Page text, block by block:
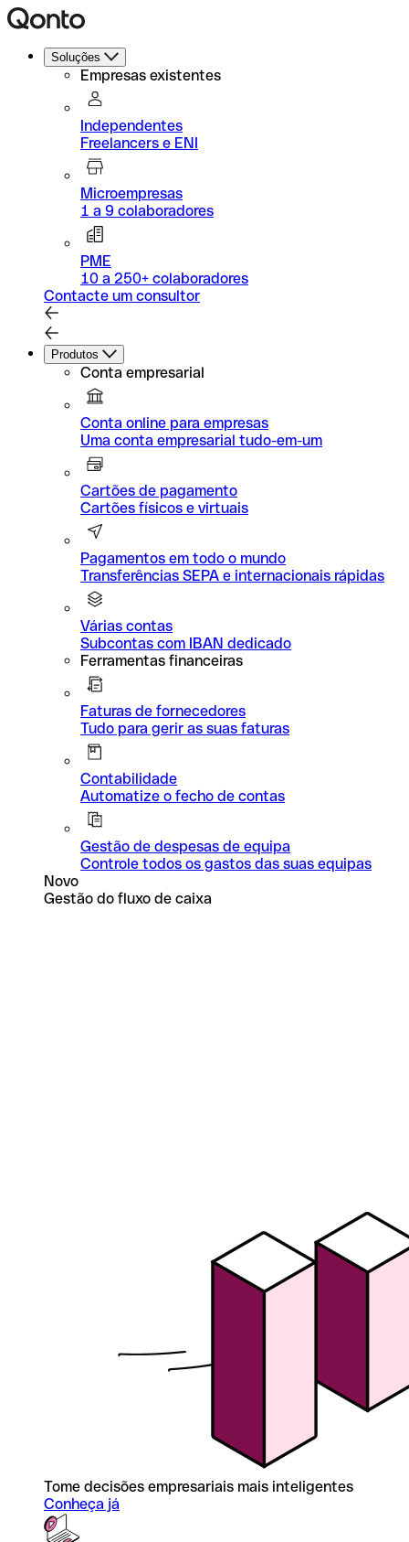
Soluções
Empresas existentes
Independentes
Freelancers e ENI
Microempresas
1 a 9 colaboradores
PME
10 a 250+ colaboradores
Contacte um consultor
Produtos
Conta empresarial
Conta online para empresas
Uma conta empresarial tudo-em-um
Cartões de pagamento
Cartões físicos e virtuais
Pagamentos em todo o mundo
Transferências SEPA e internacionais rápidas
Várias contas
Subcontas com IBAN dedicado
Ferramentas financeiras
Faturas de fornecedores
Tudo para gerir as suas faturas
Contabilidade
Automatize o fecho de contas
Gestão de despesas de equipa
Controle todos os gastos das suas equipas
Novo
Gestão do fluxo de caixa
Tome decisões empresariais mais inteligentes
Conheça já